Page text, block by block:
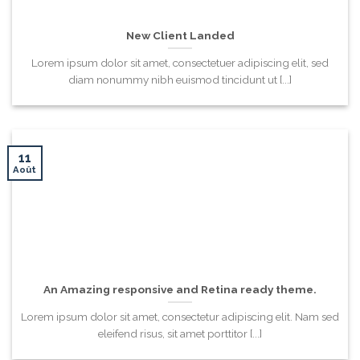
New Client Landed
Lorem ipsum dolor sit amet, consectetuer adipiscing elit, sed
diam nonummy nibh euismod tincidunt ut [...]
An Amazing responsive and Retina ready theme.
Lorem ipsum dolor sit amet, consectetur adipiscing elit. Nam sed
eleifend risus, sit amet porttitor [...]
11
Août